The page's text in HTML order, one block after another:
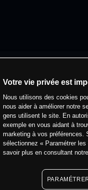
Votre vie privée est
Nous utilisons des cookies
nous aider à améliorer notre
gens utilisent le site. En
exemple en vous aidant à
marketing à vos préférences.
sélectionnez « Paramétrer
savoir plus en consultant notre